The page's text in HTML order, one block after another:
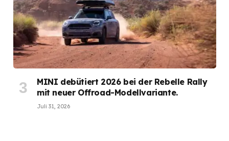
MINI debütiert 2026 bei der Rebelle Rally
mit neuer Offroad-Modellvariante.
Juli 31, 2026